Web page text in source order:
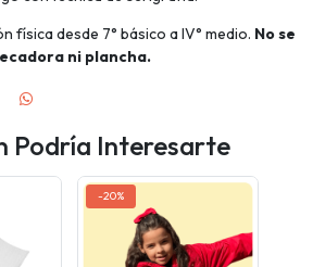
física desde 7° básico a IV° medio. No se
ni plancha.
Podría Interesarte
-20%